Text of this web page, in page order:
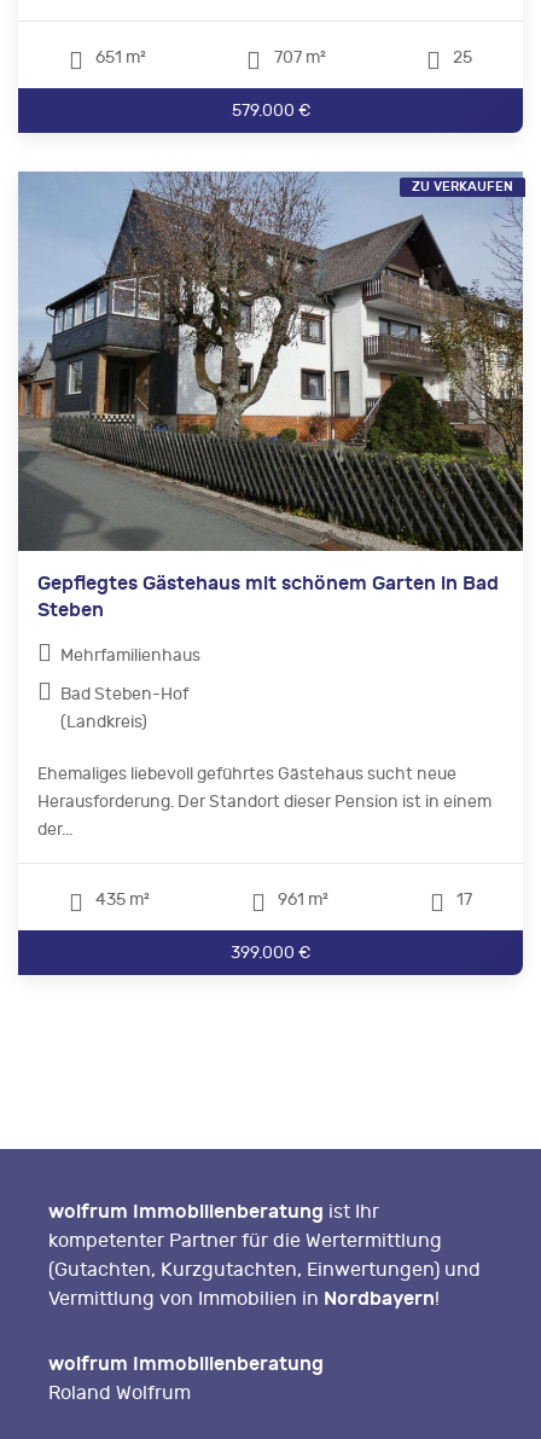
651 m² 707 m² 25
579.000 €
Gepflegtes Gästehaus mit schönem Garten in Bad
Steben
Mehrfamilienhaus
Bad Steben-Hof
(Landkreis)
Ehemaliges liebevoll geführtes Gästehaus sucht neue
Herausforderung. Der Standort dieser Pension ist in einem
der...
435 m² 961 m² 17
399.000 €
ZU VERKAUFEN
wolfrum Immobilienberatung ist Ihr
kompetenter Partner für die Wertermittlung
(Gutachten, Kurzgutachten, Einwertungen) und
Vermittlung von Immobilien in Nordbayern!
wolfrum Immobilienberatung
Roland Wolfrum